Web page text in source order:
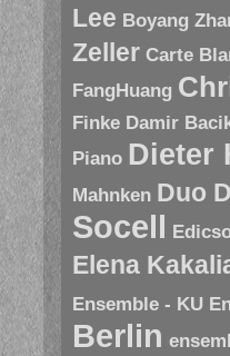
Lee Boyang
Zeller Carte
FangHuang
Finke Damir
Piano Dieter
Mahnken Duo
Socell
Elena
Ensemble - KU
Berlin